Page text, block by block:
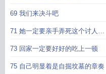
69 我们来决斗吧
71 她一定要亲手弄死这个讨人厌
的小鬼
73 回家一定要好好的吃上一顿
75 自己明显着是自掘坟墓的章奏